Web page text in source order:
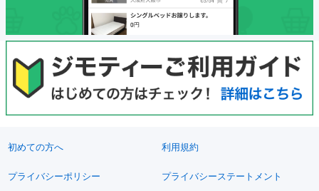
初めての方へ 利用規約
プライバシーポリシー プライバシーステートメント